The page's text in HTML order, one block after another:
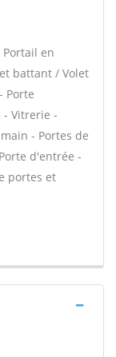
en
battant / Volet
Porte
Vitrerie -
- Portes de
d'entrée -
portes et